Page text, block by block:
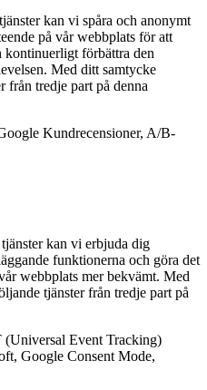
kan vi spåra och anonymt
på vår webbplats för att
kontinuerligt förbättra den
Med ditt samtycke
från tredje part på denna
Kundrecensioner, A/B-
kan vi erbjuda dig
funktionerna och göra det
webbplats mer bekvämt. Med
tjänster från tredje part på
Event Tracking)
Google Consent Mode,